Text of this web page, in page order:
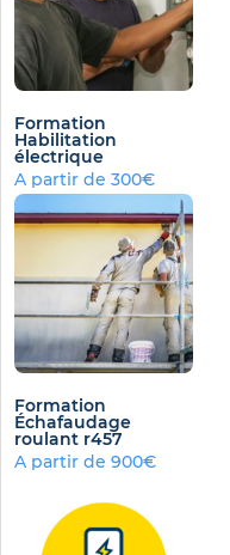
Formation
Habilitation
électrique
A partir de 300€
Formation
Échafaudage
roulant r457
A partir de 900€